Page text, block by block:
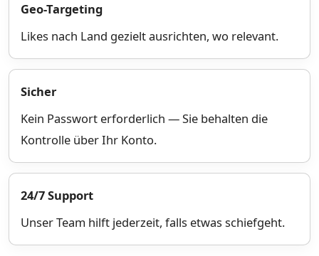
Geo-Targeting
Likes nach Land gezielt ausrichten, wo relevant.
Sicher
Kein Passwort erforderlich — Sie behalten die
Kontrolle über Ihr Konto.
24/7 Support
Unser Team hilft jederzeit, falls etwas schiefgeht.